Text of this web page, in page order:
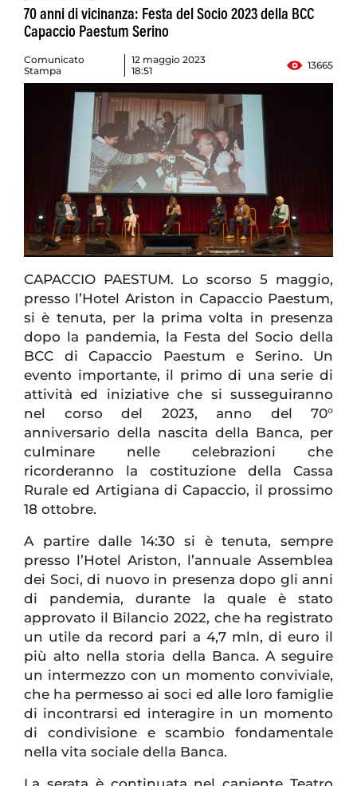
70 anni di vicinanza: Festa del Socio 2023 della BCC
Capaccio Paestum Serino
Comunicato
Stampa
12 maggio 2023
18:51
13665
CAPACCIO PAESTUM. Lo scorso 5 maggio,
presso l’Hotel Ariston in Capaccio Paestum,
si è tenuta, per la prima volta in presenza
dopo la pandemia, la Festa del Socio della
BCC di Capaccio Paestum e Serino. Un
evento importante, il primo di una serie di
attività ed iniziative che si susseguiranno
nel corso del 2023, anno del 70°
anniversario della nascita della Banca, per
culminare nelle celebrazioni che
ricorderanno la costituzione della Cassa
Rurale ed Artigiana di Capaccio, il prossimo
18 ottobre.
A partire dalle 14:30 si è tenuta, sempre
presso l’Hotel Ariston, l’annuale Assemblea
dei Soci, di nuovo in presenza dopo gli anni
di pandemia, durante la quale è stato
approvato il Bilancio 2022, che ha registrato
un utile da record pari a 4,7 mln, di euro il
più alto nella storia della Banca. A seguire
un intermezzo con un momento conviviale,
che ha permesso ai soci ed alle loro famiglie
di incontrarsi ed interagire in un momento
di condivisione e scambio fondamentale
nella vita sociale della Banca.